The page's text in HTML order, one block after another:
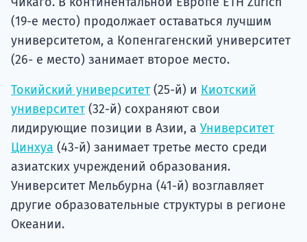
(19-е место) продолжает оставаться лучшим
университетом, а Копенгагенский университет
(26- е место) занимает второе место.
Токийский университет (25-й) и Киотский
университет (32-й) сохраняют свои
лидирующие позиции в Азии, а Университет
Цинхуа (43-й) занимает третье место среди
азиатских учреждений образования.
Университет Мельбурна (41-й) возглавляет
другие образовательные структуры в регионе
Океании.